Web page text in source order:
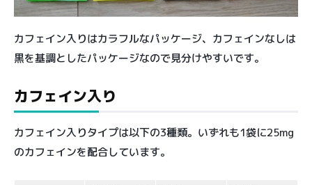
カフェイン入りはカラフルなパッケージ、カフェインなしは
黒を基調としたパッケージなので見分けやすいです。
カフェイン入り
カフェイン入りタイプは以下の3種類。いずれも1袋に25mg
のカフェインを配合しています。